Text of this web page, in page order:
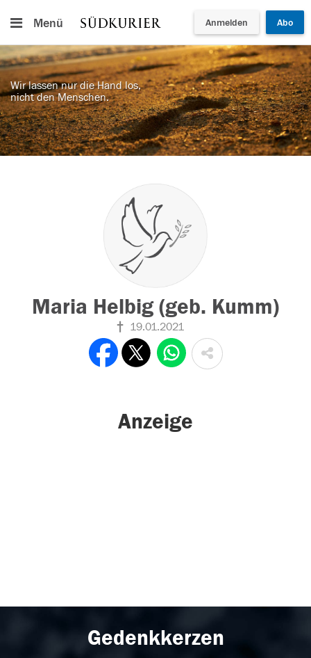
Menü Anmelden Abo
Wir lassen nur die Hand los,
nicht den Menschen.
Maria Helbig (geb. Kumm)
19.01.2021
Anzeige
Gedenkkerzen